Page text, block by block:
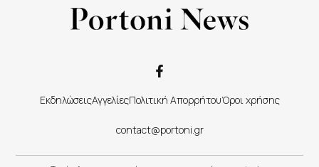
ΕκδηλώσειςΑγγελίεςΠολιτική ΑπορρήτουΌροι χρήσης
contact@portoni.gr